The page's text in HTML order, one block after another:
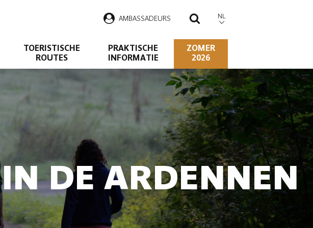
AMBASSADEURS ZOEKEN
NL
TOERISTISCHE
ROUTES
PRAKTISCHE
INFORMATIE
ZOMER
2026
DE ARDENNEN